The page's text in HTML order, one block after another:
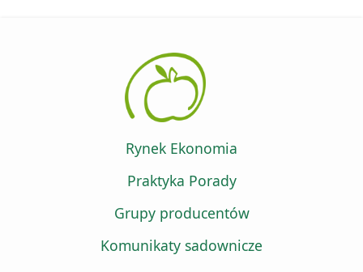
Rynek Ekonomia
Praktyka Porady
Grupy producentów
Komunikaty sadownicze